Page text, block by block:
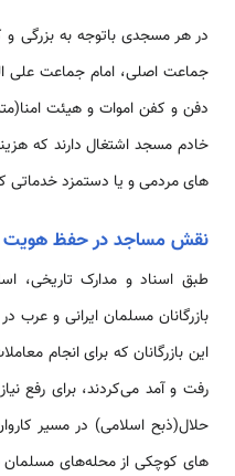
در هر مسجدی باتوجه به بزرگی
جماعت اصلی، امام جماعت علی
های مردمی و یا دستمزد خدماتی­
نقش مساجد در حفظ هویت
طبق اسناد و مدارک تاریخی،
بازرگانان مسلمان ایرانی و
این بازرگانان که برای انجام
رفت و آمد می‌کردند، برای رفع
حلال(ذبح اسلامی) در مسیر
های کوچکی از محله‌های مسلمان